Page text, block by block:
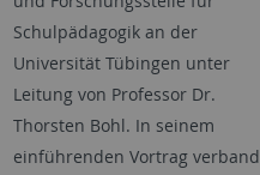
Schulpädagogik an der
Universität Tübingen unter
Leitung von Professor Dr.
Thorsten Bohl. In seinem
einführenden Vortrag verband